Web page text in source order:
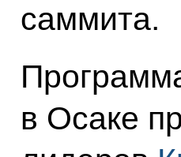
саммита.
в Осаке